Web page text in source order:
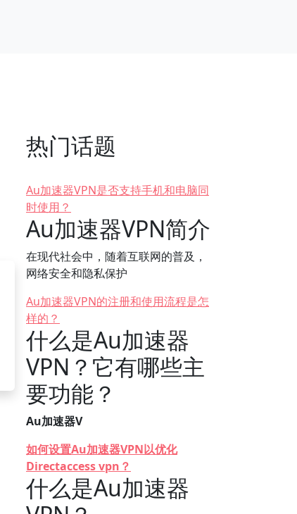
热门话题
Au加速器VPN是否支持手机和电脑同
时使用？
Au加速器VPN简介
在现代社会中，随着互联网的普及，
网络安全和隐私保护
Au加速器VPN的注册和使用流程是怎
样的？
什么是Au加速器
VPN？它有哪些主
要功能？
Au加速器V
如何设置Au加速器VPN以优化
Directaccess vpn？
什么是Au加速器